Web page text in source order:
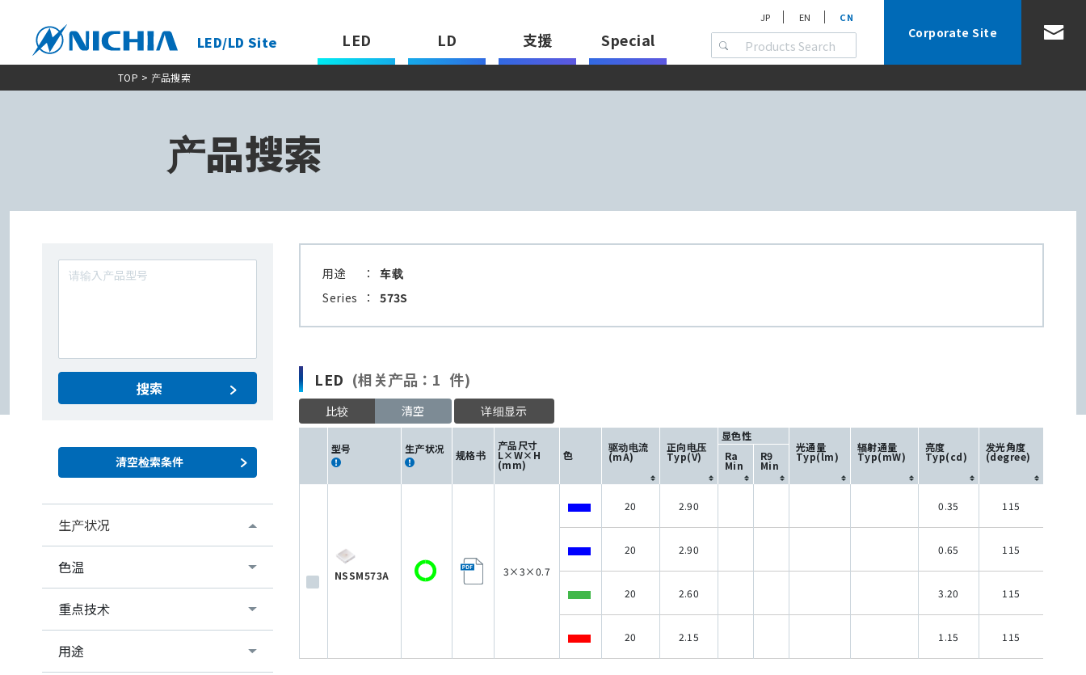
LED/LD Site LED LD 支援 Special
JP EN CN
Corporate Site
TOP > 产品搜索
产品搜索
搜索
生产状况
色温
重点技术
用途
用途 ：
车载
Series
： 573S
LED (相关产品：1 件)
比较 清空 详细显示
型号 生产状况 规格书
产品尺寸
L×W×H
(mm)
色
驱动电流
(mA)
正向电压
Typ(V)
显色性
光通量
Typ(lm)
辐射通量
Typ(mW)
亮度
Typ(cd)
发光角度
(degree)
Ra
Min
R9
Min
NSSM573A 3×3×0.7
20 2.90 0.35 115
20 2.90 0.65 115
20 2.60 3.20 115
20 2.15 1.15 115